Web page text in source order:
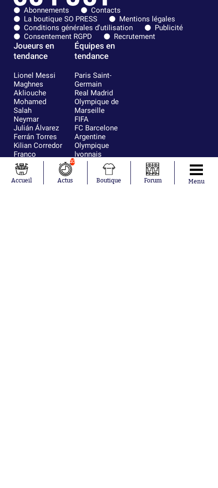
Abonnements
Contacts
La boutique SO PRESS
Mentions légales
Conditions générales d'utilisation
Publicité
Consentement RGPD
Recrutement
Joueurs en
tendance
Lionel Messi
Maghnes
Akliouche
Mohamed
Salah
Neymar
Julián Álvarez
Ferrán Torres
Kilian Corredor
Franco
Mastantuono
Orel Mangala
Rio Mavuba
Équipes en
tendance
Paris Saint-
Germain
Real Madrid
Olympique de
Marseille
FIFA
FC Barcelone
Argentine
Olympique
lyonnais
AS Monaco
RC Strasbourg
Trabzonspor
Accueil
10
Actus Boutique Forum Menu